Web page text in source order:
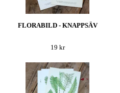
FLORABILD - KNAPPSÄV
19 kr